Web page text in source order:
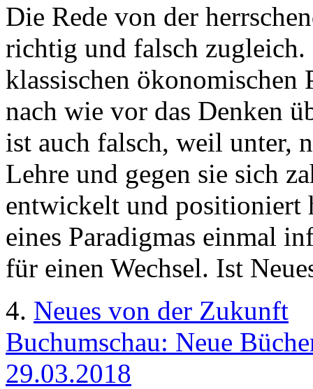
Die Rede von der
richtig und falsch
klassischen ökonomischen
nach wie vor das Denken
ist auch falsch, weil unter,
Lehre und gegen sie sich
entwickelt und positioniert
eines Paradigmas einmal
für einen Wechsel. Ist
4. Neues von der Zukunft
Buchumschau: Neue
29.03.2018